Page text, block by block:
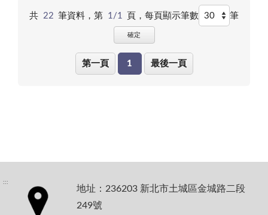
共 22 筆資料，第 1/1 頁，每頁顯示筆數 筆
確定
第一頁 1 最後一頁
:::
地址：236203 新北市土城區金城路二段
249號